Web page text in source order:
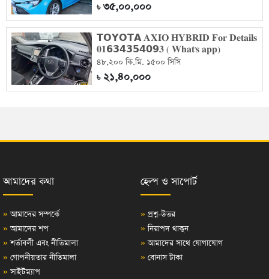
৳৩৫,০০,০০০
𝗧𝗢𝗬𝗢𝗧𝗔 𝐀𝐗𝐈𝐎 𝐇𝐘𝐁𝐑𝐈𝐃 𝐅𝐨𝐫 𝐃𝐞𝐭𝐚𝐢𝐥𝐬
𝟎𝟏𝟲𝟯𝟰𝟯𝟱𝟰𝟬𝟵𝟑 ( 𝐖𝐡𝐚𝐭'𝐬 𝐚𝐩𝐩)
৪৮,২০০ কি.মি. ১৫০০ সিসি
৳২১,৪০,০০০
আমাদের কথা
» আমাদের সম্পর্কে
» আমাদের শপ
» শর্তাবলী এবং নীতিমালা
» গোপনীয়তার নীতিমালা
» সাইটম্যাপ
হেল্প ও সাপোর্ট
» প্রশ্ন-উত্তর
» নিরাপদ থাকুন
» আমাদের সাথে যোগাযোগ
» বোনাস টাকা